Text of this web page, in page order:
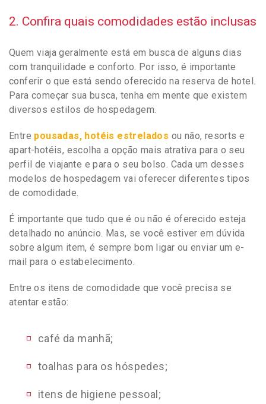
2. Confira quais comodidades estão inclusas
Quem viaja geralmente está em busca de alguns dias
com tranquilidade e conforto. Por isso, é importante
conferir o que está sendo oferecido na reserva de hotel.
Para começar sua busca, tenha em mente que existem
diversos estilos de hospedagem.
Entre pousadas, hotéis estrelados ou não, resorts e
apart-hotéis, escolha a opção mais atrativa para o seu
perfil de viajante e para o seu bolso. Cada um desses
modelos de hospedagem vai oferecer diferentes tipos
de comodidade.
É importante que tudo que é ou não é oferecido esteja
detalhado no anúncio. Mas, se você estiver em dúvida
sobre algum item, é sempre bom ligar ou enviar um e-
mail para o estabelecimento.
Entre os itens de comodidade que você precisa se
atentar estão:
café da manhã;
toalhas para os hóspedes;
itens de higiene pessoal;